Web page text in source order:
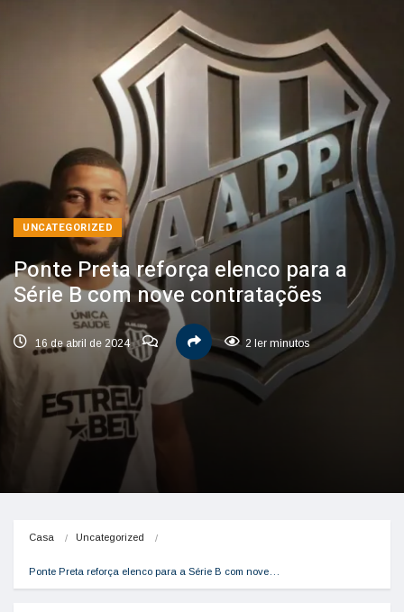
UNCATEGORIZED
Ponte Preta reforça elenco para a
Série B com nove contratações
16 de abril de 2024 2 ler minutos
Casa Uncategorized
Ponte Preta reforça elenco para a Série B com nove…